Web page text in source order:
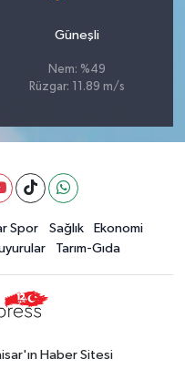
Güneşli
Nem: %49
Rüzgar: 11.89 m/s
Spor Sağlık
Ekonomi
Tarım-Gıda
Haber Sitesi